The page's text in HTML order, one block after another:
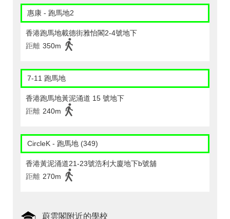
惠康 - 跑馬地2
香港跑馬地載德街雅怡閣2-4號地下
距離 350m
7-11 跑馬地
香港跑馬地黃泥涌道 15 號地下
距離 240m
CircleK - 跑馬地 (349)
香港黃泥涌道21-23號浩利大廈地下b號舖
距離 270m
蔚雲閣附近的學校